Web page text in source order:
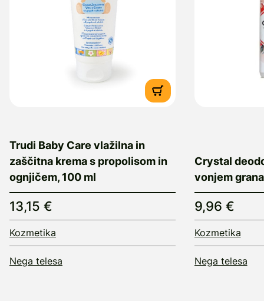
Trudi Baby Care vlažilna in
zaščitna krema s propolisom in
ognjičem, 100 ml
13,15 €
Kozmetika
Nega telesa
Crystal
vonjem
9,96 €
Kozmetika
Nega telesa